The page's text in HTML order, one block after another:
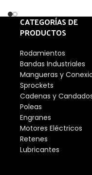
rodillos está
rodillos cilíndricos,
de una hilera o
rodamientos
entre un eje y las
Hay una gran
dependiendo de
como las cargas, su
elementos rodantes
CATEGORÍAS DE
PRODUCTOS
Rodamientos
Bandas Industriales
Mangueras y
Sprockets
Cadenas y
Poleas
Engranes
Motores Eléctricos
Retenes
Lubricantes